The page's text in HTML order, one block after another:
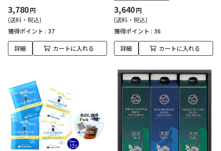
3,780円
(送料・税込)
獲得ポイント : 37
詳細 カートに入れる
3,640円
(送料・税込)
獲得ポイント : 36
詳細 カートに入れる